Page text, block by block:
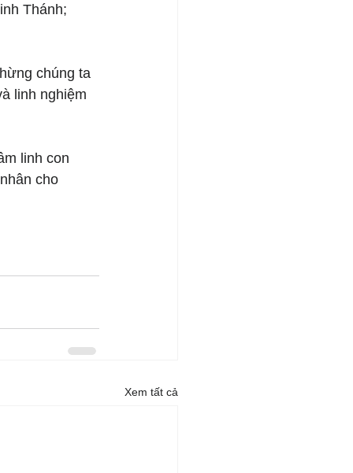
Thánh;
chúng ta
linh nghiệm
linh con
cho
Xem tất cả